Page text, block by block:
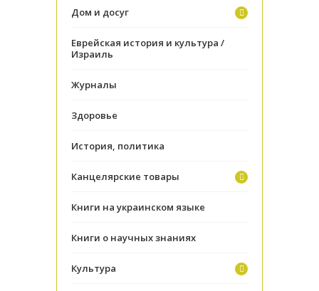
Дом и досуг
Еврейская история и культура /
Израиль
Журналы
Здоровье
История, политика
Канцелярские товары
Книги на украинском языке
Книги о научных знаниях
Культура